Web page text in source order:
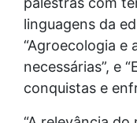
linguagens da
“Agroecologia e
necessárias”, e
conquistas e